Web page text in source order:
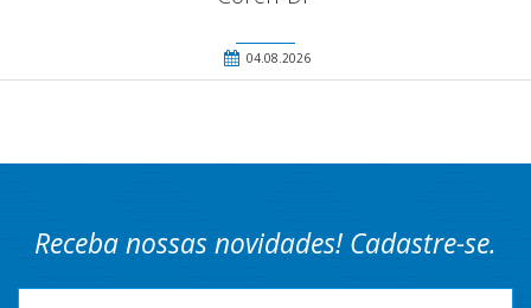
04.08.2026
Receba nossas novidades! Cadastre-se.